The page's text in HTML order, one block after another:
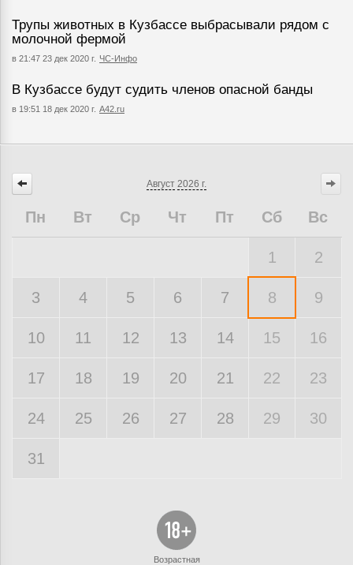
Трупы животных в Кузбассе выбрасывали рядом с
молочной фермой
в 21:47 23 дек 2020 г. ЧС-Инфо
В Кузбассе будут судить членов опасной банды
в 19:51 18 дек 2020 г. A42.ru
Август 2026 г.
Пн Вт Ср Чт Пт Сб Вс
1 2
3 4 5 6 7 8 9
10 11 12 13 14 15 16
17 18 19 20 21 22 23
24 25 26 27 28 29 30
31
Возрастная